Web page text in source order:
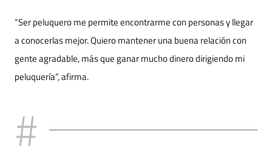
“Ser peluquero me permite encontrarme con personas y llegar
a conocerlas mejor. Quiero mantener una buena relación con
gente agradable, más que ganar mucho dinero dirigiendo mi
peluquería”, afirma.